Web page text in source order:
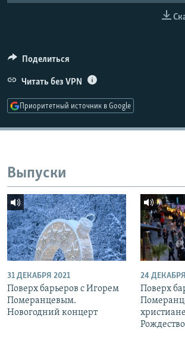
СОЦИАЛЬНЫЕ СЕТИ
Поделиться
Читать без VPN
Приоритетный источник в Google
Выпуски
31 ДЕКАБРЯ 2021
Поверх барьеров с Игорем
Померанцевым.
Новогодний концерт
24
Поверх
Рождество